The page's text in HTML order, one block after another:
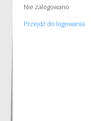
Nie zalogowano
Przejdź do logowania